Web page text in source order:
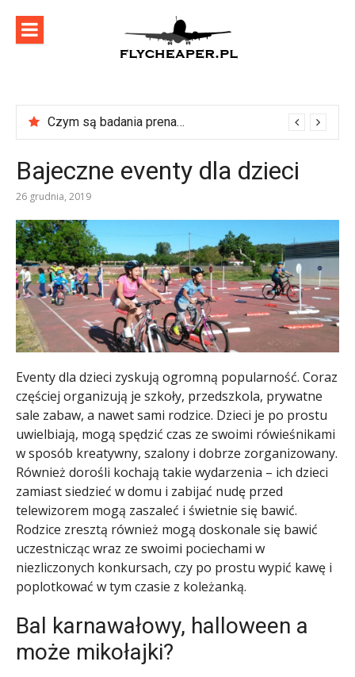
content
Czym są badania prenatalne?
Bajeczne eventy dla dzieci
26 grudnia, 2019
Eventy dla dzieci zyskują ogromną popularność. Coraz
częściej organizują je szkoły, przedszkola, prywatne
sale zabaw, a nawet sami rodzice. Dzieci je po prostu
uwielbiają, mogą spędzić czas ze swoimi rówieśnikami
w sposób kreatywny, szalony i dobrze zorganizowany.
Również dorośli kochają takie wydarzenia – ich dzieci
zamiast siedzieć w domu i zabijać nudę przed
telewizorem mogą zaszaleć i świetnie się bawić.
Rodzice zresztą również mogą doskonale się bawić
uczestnicząc wraz ze swoimi pociechami w
niezliczonych konkursach, czy po prostu wypić kawę i
poplotkować w tym czasie z koleżanką.
Bal karnawałowy, halloween a
może mikołajki?